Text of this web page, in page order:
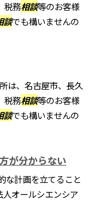
税務相談等のお客様
談でも構いませんの
は、名古屋市、長久
税務相談等のお客様
談でも構いませんの
が分からない
な計画を立てること
オールシエンシア